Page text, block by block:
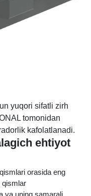
yuqori sifatli zirh
tomonidan
kafolatlanadi.
ehtiyot
orasida eng
qismlar